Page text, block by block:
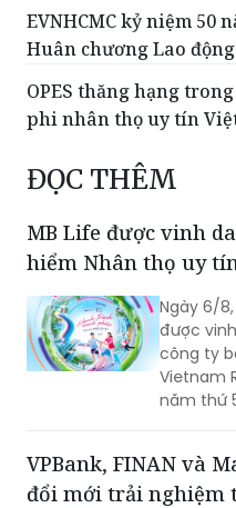
EVNHCMC kỷ niệm 50
Huân chương Lao
OPES thăng hạng
phi nhân thọ uy tín
ĐỌC THÊM
MB Life được vinh
hiểm Nhân thọ uy tín
Ngày 6/
được
công ty
Vietnam
năm thứ
chỉ đặt
một thập
VPBank, FINAN và
đổi mới trải nghiệm